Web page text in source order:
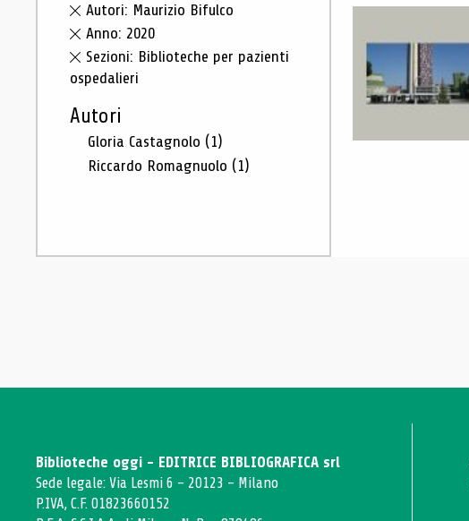
Autori: Maurizio Bifulco
Anno: 2020
Sezioni: Biblioteche per pazienti
ospedalieri
Autori
Gloria Castagnolo (1)
Riccardo Romagnuolo (1)
Biblioteche oggi - EDITRICE BIBLIOGRAFICA srl
Sede legale: Via Lesmi 6 - 20123 - Milano
P.IVA, C.F. 01823660152